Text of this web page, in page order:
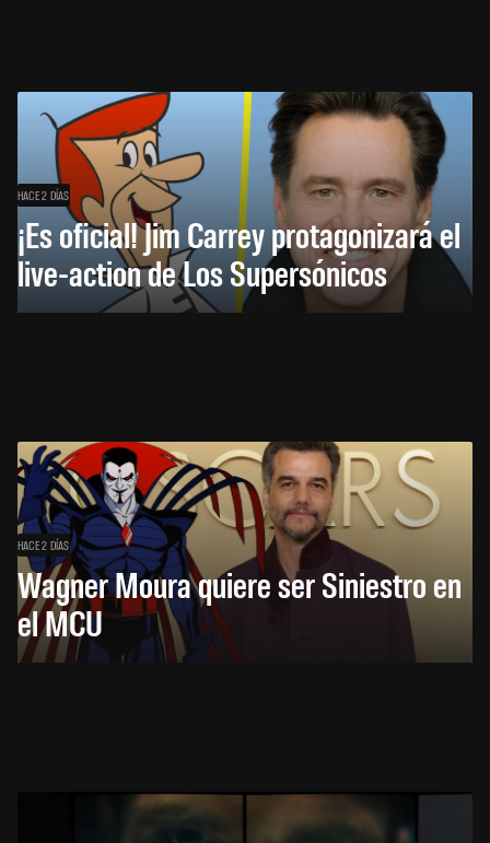
HACE 2 DÍAS
¡Es oficial! Jim Carrey protagonizará el
live-action de Los Supersónicos
HACE 2 DÍAS
Wagner Moura quiere ser Siniestro en
el MCU